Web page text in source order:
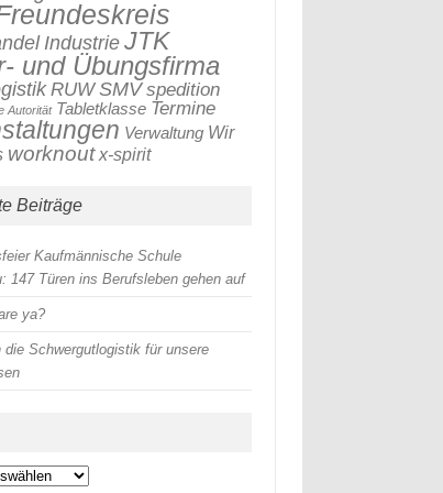
Industrie JTK
und Übungsfirma
RUW SMV spedition
Autorität Tabletklasse Termine
Verwaltung Wir
worknout x-spirit
Beiträge
Kaufmännische Schule
147 Türen ins Berufsleben gehen auf
ya?
die Schwergutlogistik für unsere